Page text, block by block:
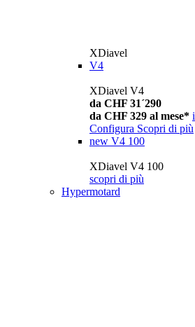
XDiavel
V4
XDiavel V4
da CHF 31´290
da CHF 329 al mese* i
Configura Scopri di più
new V4 100
XDiavel V4 100
scopri di più
Hypermotard